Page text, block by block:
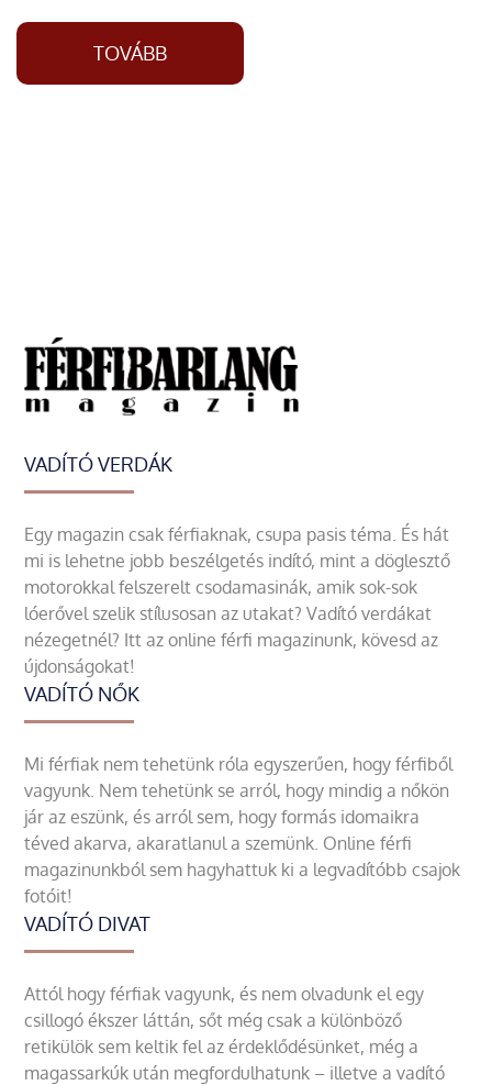
TOVÁBB
VADÍTÓ VERDÁK
Egy magazin csak férfiaknak, csupa pasis téma. És hát
mi is lehetne jobb beszélgetés indító, mint a döglesztő
motorokkal felszerelt csodamasinák, amik sok-sok
lóerővel szelik stílusosan az utakat? Vadító verdákat
nézegetnél? Itt az online férfi magazinunk, kövesd az
újdonságokat!
VADÍTÓ NŐK
Mi férfiak nem tehetünk róla egyszerűen, hogy férfiből
vagyunk. Nem tehetünk se arról, hogy mindig a nőkön
jár az eszünk, és arról sem, hogy formás idomaikra
téved akarva, akaratlanul a szemünk. Online férfi
magazinunkból sem hagyhattuk ki a legvadítóbb csajok
fotóit!
VADÍTÓ DIVAT
Attól hogy férfiak vagyunk, és nem olvadunk el egy
csillogó ékszer láttán, sőt még csak a különböző
retikülök sem keltik fel az érdeklődésünket, még a
magassarkúk után megfordulhatunk – illetve a vadító